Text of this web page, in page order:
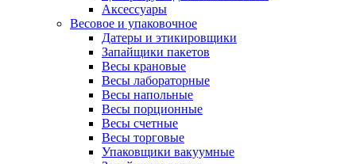
Аксессуары
Весовое и упаковочное
Датеры и этикировщики
Запайщики пакетов
Весы крановые
Весы лабораторные
Весы напольные
Весы порционные
Весы счетные
Весы торговые
Упаковщики вакуумные